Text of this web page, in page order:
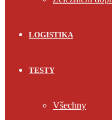
LOGISTIKA
TESTY
Všechny